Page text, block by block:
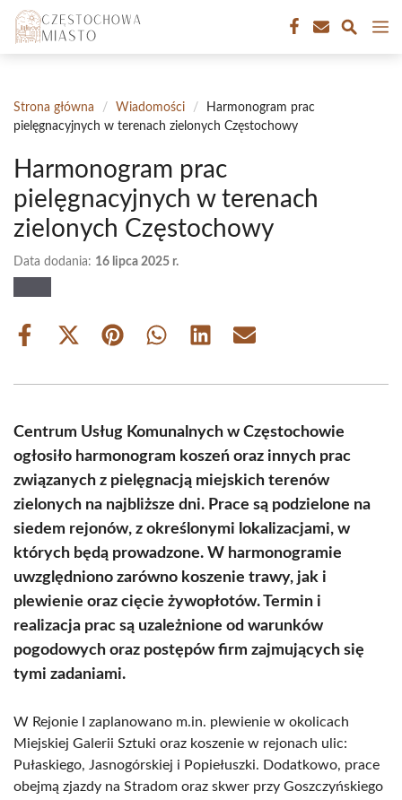
Przejdź
treści
Strona główna / Wiadomości /
Harmonogram prac
pielęgnacyjnych w terenach zielonych Częstochowy
Harmonogram prac
pielęgnacyjnych w terenach
zielonych Częstochowy
Data dodania: 16 lipca 2025 r.
Share
Share
(Twitter)
Share Share Share Share
Centrum Usług Komunalnych w Częstochowie
ogłosiło harmonogram koszeń oraz innych prac
związanych z pielęgnacją miejskich terenów
zielonych na najbliższe dni. Prace są podzielone na
siedem rejonów, z określonymi lokalizacjami, w
których będą prowadzone. W harmonogramie
uwzględniono zarówno koszenie trawy, jak i
plewienie oraz cięcie żywopłotów. Termin i
realizacja prac są uzależnione od warunków
pogodowych oraz postępów firm zajmujących się
tymi zadaniami.
W Rejonie I zaplanowano m.in. plewienie w okolicach
Miejskiej Galerii Sztuki oraz koszenie w rejonach ulic:
Pułaskiego, Jasnogórskiej i Popiełuszki. Dodatkowo, prace
obejmą zjazdy na Stradom oraz skwer przy Goszczyńskiego